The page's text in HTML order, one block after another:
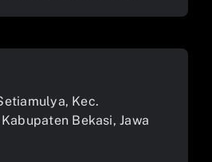
Kec.
Bekasi, Jawa